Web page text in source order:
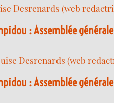
Desrenards (web
: Assemblée
Desrenards (web
: Assemblée